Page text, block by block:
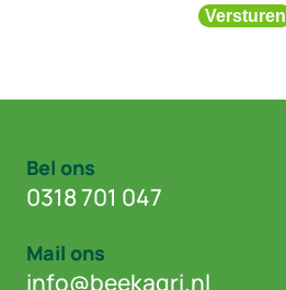
Versturen
Bel ons
0318 701 047
Mail ons
info@beekagri.nl